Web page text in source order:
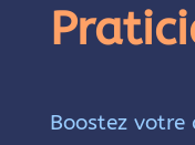
Boostez